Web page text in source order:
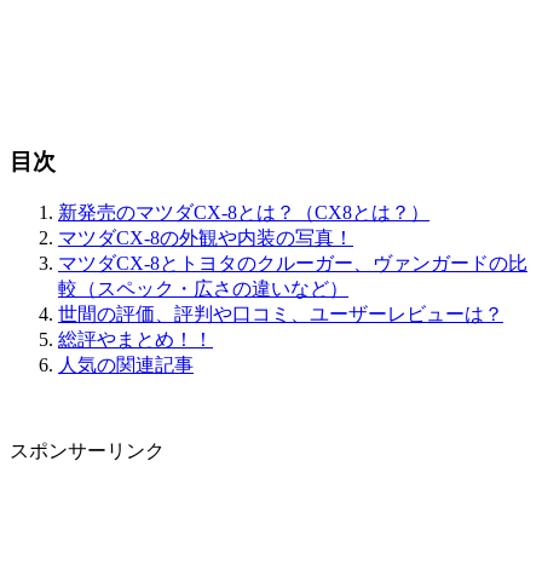
目次
新発売のマツダCX-8とは？（CX8とは？）
マツダCX-8の外観や内装の写真！
マツダCX-8とトヨタのクルーガー、ヴァンガードの比
較（スペック・広さの違いなど）
世間の評価、評判や口コミ、ユーザーレビューは？
総評やまとめ！！
人気の関連記事
スポンサーリンク